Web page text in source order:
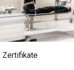
Zertifikate